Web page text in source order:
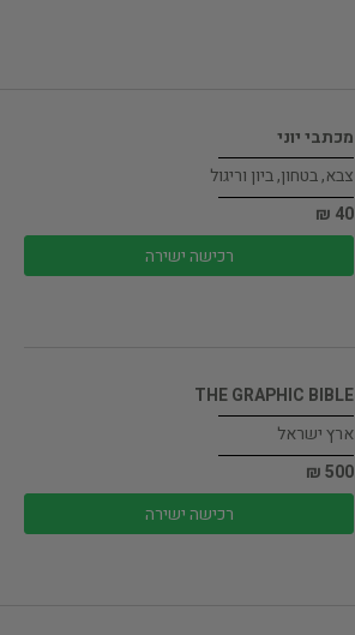
מכתבי יוני
צבא, בטחון, ביון וריגול
40 ₪
רכישה ישירה
THE GRAPHIC BIBLE
ארץ ישראל
500 ₪
רכישה ישירה